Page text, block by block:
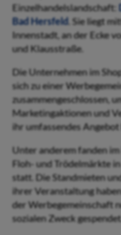
Einzelhandelslandschaft:
Bad Hersfeld. Sie liegt
Innenstadt, an der Ecke
und Klausstraße.
Die Unternehmen im
sich zu einer
zusammengeschlossen,
Marketingaktionen und
ihr umfassendes
Unter anderem fanden
Floh- und Trödelmärkte
statt. Die Standmieten
ihrer Veranstaltung
der Werbegemeinschaft
sozialen Zweck gespendet.